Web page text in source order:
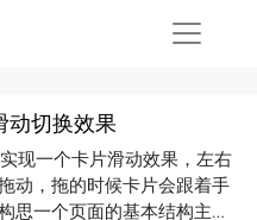
动切换效果
现一个卡片滑动效果，左右
动，拖的时候卡片会跟着手
思一个页面的基本结构主界